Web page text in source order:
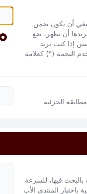
أن تكون ضمن
أن تظهر، ضع
إذا كنت تريد
النجمة (*) كعلامة
الجزئية
بالبحث فيها، للسرعة
باختيار المنتدى الأب